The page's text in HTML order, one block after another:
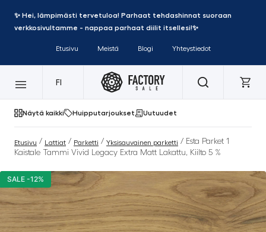
✨ Hei, lämpimästi tervetuloa! Parhaat tehdashinnat suoraan
verkkosivultamme - nappaa parhaat diilit itsellesi!✨
Etusivu Meistä Blogi Yhteystiedot
FI
Näytä kaikki Huipputarjoukset Uutuudet
Etusivu / Lattiat / Parketti / Yksisauvainen parketti / Esta Parket 1
Kaistale Tammi Vivid Legacy Extra Matt Lakattu, Kiilto 5 %
SALE -12%